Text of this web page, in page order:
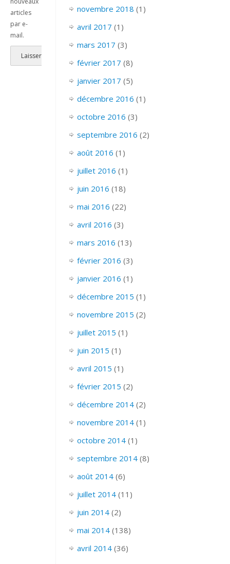
articles
par e-
mail.
novembre 2018 (1)
avril 2017 (1)
mars 2017 (3)
février 2017 (8)
janvier 2017 (5)
décembre 2016 (1)
octobre 2016 (3)
septembre 2016 (2)
août 2016 (1)
juillet 2016 (1)
juin 2016 (18)
mai 2016 (22)
avril 2016 (3)
mars 2016 (13)
février 2016 (3)
janvier 2016 (1)
décembre 2015 (1)
novembre 2015 (2)
juillet 2015 (1)
juin 2015 (1)
avril 2015 (1)
février 2015 (2)
décembre 2014(2)
novembre 2014(1)
octobre 2014(1)
septembre 2014(8)
août 2014(6)
juillet 2014(11)
juin 2014(2)
mai 2014(138)
avril 2014(36)